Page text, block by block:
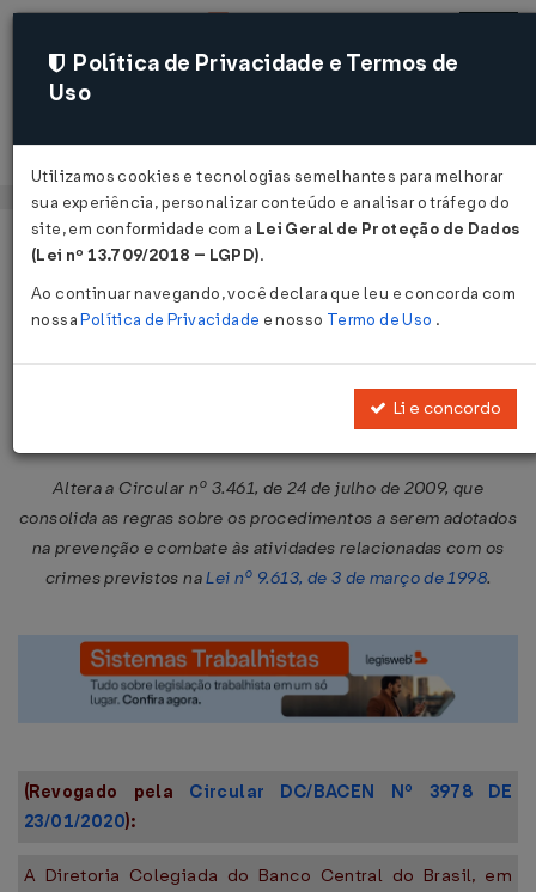
Acessar
Página Inicial Legislações
Circular BACEN/DC Nº 3517 DE
Altera a Circular nº 3.461, de 24 de julho de 2009, que
consolida as regras sobre os procedimentos a serem adotados
na prevenção e combate às atividades relacionadas com os
crimes previstos naLei nº 9.613, de 3 de março de 1998.
(Revogado pela Circular DC/BACEN Nº 3978 DE
23/01/2020):
A Diretoria Colegiada do Banco Central do Brasil, em
Política de Privacidade e Termos de
Uso
Utilizamos cookies e tecnologias semelhantes para melhorar
sua experiência, personalizar conteúdo e analisar o tráfego do
site, em conformidade com a Lei Geral de Proteção de Dados
(Lei nº 13.709/2018 – LGPD).
Ao continuar navegando, você declara que leu e concorda com
nossaPolítica de Privacidade e nosso Termo de Uso .
Li e concordo